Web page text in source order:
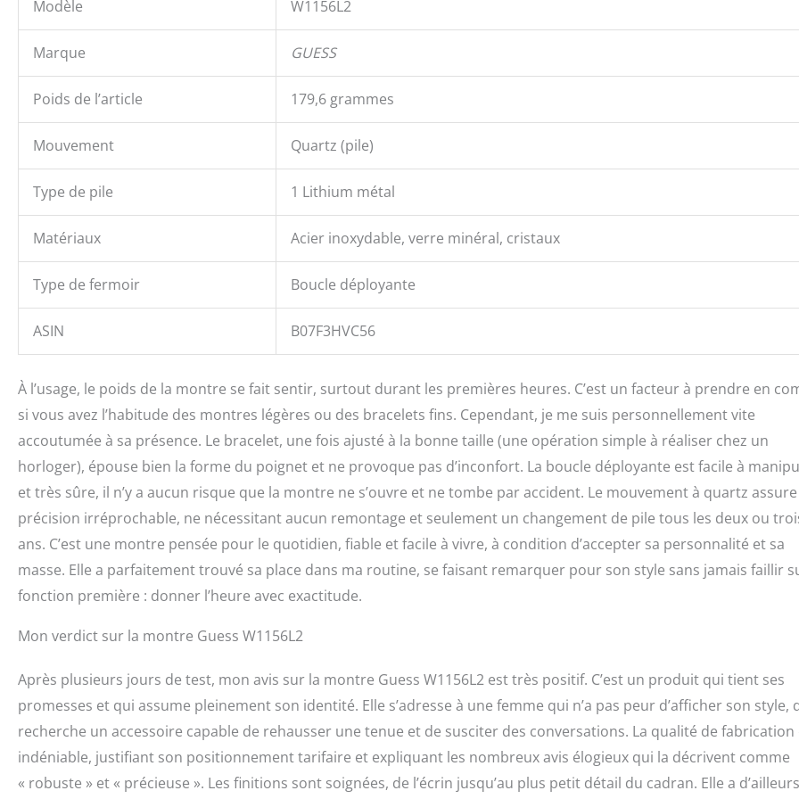
Modèle W1156L2
Marque GUESS
Poids de l’article 179,6 grammes
Mouvement Quartz (pile)
Type de pile 1 Lithium métal
Matériaux Acier inoxydable, verre minéral, cristaux
Type de fermoir Boucle déployante
ASIN B07F3HVC56
À l’usage, le poids de la montre se fait sentir, surtout durant les premières heures. C’est un facteur à prendre en
si vous avez l’habitude des montres légères ou des bracelets fins. Cependant, je me suis personnellement vite
accoutumée à sa présence. Le bracelet, une fois ajusté à la bonne taille (une opération simple à réaliser chez un
horloger), épouse bien la forme du poignet et ne provoque pas d’inconfort. La boucle déployante est facile à
et très sûre, il n’y a aucun risque que la montre ne s’ouvre et ne tombe par accident. Le mouvement à quartz
précision irréprochable, ne nécessitant aucun remontage et seulement un changement de pile tous les deux ou
ans. C’est une montre pensée pour le quotidien, fiable et facile à vivre, à condition d’accepter sa personnalité et sa
masse. Elle a parfaitement trouvé sa place dans ma routine, se faisant remarquer pour son style sans jamais faillir
fonction première : donner l’heure avec exactitude.
Mon verdict sur la montre Guess W1156L2
Après plusieurs jours de test, mon avis sur la montre Guess W1156L2 est très positif. C’est un produit qui tient ses
promesses et qui assume pleinement son identité. Elle s’adresse à une femme qui n’a pas peur d’afficher son style,
recherche un accessoire capable de rehausser une tenue et de susciter des conversations. La qualité de fabrication
indéniable, justifiant son positionnement tarifaire et expliquant les nombreux avis élogieux qui la décrivent comme
« robuste » et « précieuse ». Les finitions sont soignées, de l’écrin jusqu’au plus petit détail du cadran. Elle a d’ailleurs